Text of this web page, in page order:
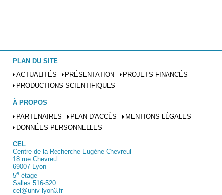
PLAN DU SITE
ACTUALITÉS
PRÉSENTATION
PROJETS FINANCÉS
PRODUCTIONS SCIENTIFIQUES
À PROPOS
PARTENAIRES
PLAN D'ACCÈS
MENTIONS LÉGALES
DONNÉES PERSONNELLES
CEL
Centre de la Recherche Eugène Chevreul
18 rue Chevreul
69007 Lyon
5e étage
Salles 516-520
cel@univ-lyon3.fr